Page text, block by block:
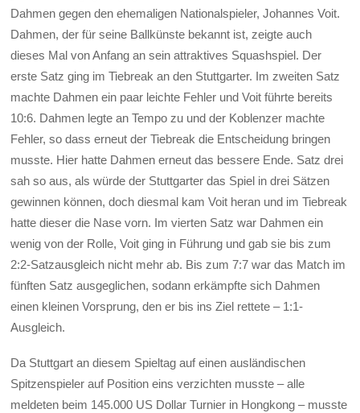
Dahmen gegen den ehemaligen Nationalspieler, Johannes Voit.
Dahmen, der für seine Ballkünste bekannt ist, zeigte auch
dieses Mal von Anfang an sein attraktives Squashspiel. Der
erste Satz ging im Tiebreak an den Stuttgarter. Im zweiten Satz
machte Dahmen ein paar leichte Fehler und Voit führte bereits
10:6. Dahmen legte an Tempo zu und der Koblenzer machte
Fehler, so dass erneut der Tiebreak die Entscheidung bringen
musste. Hier hatte Dahmen erneut das bessere Ende. Satz drei
sah so aus, als würde der Stuttgarter das Spiel in drei Sätzen
gewinnen können, doch diesmal kam Voit heran und im Tiebreak
hatte dieser die Nase vorn. Im vierten Satz war Dahmen ein
wenig von der Rolle, Voit ging in Führung und gab sie bis zum
2:2-Satzausgleich nicht mehr ab. Bis zum 7:7 war das Match im
fünften Satz ausgeglichen, sodann erkämpfte sich Dahmen
einen kleinen Vorsprung, den er bis ins Ziel rettete – 1:1-
Ausgleich.
Da Stuttgart an diesem Spieltag auf einen ausländischen
Spitzenspieler auf Position eins verzichten musste – alle
meldeten beim 145.000 US Dollar Turnier in Hongkong – musste